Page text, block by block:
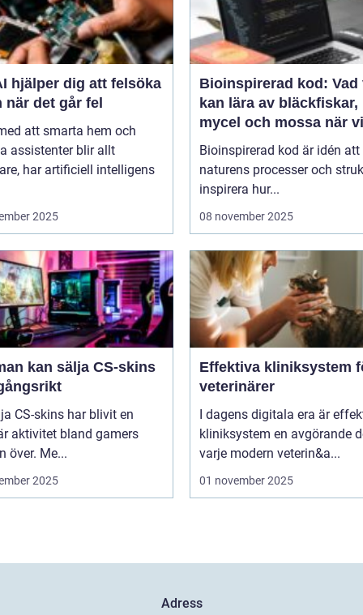
hjälper dig att felsöka
när det går fel
att smarta hem och
assistenter blir allt
har artificiell intelligens
2025
Bioinspirerad kod: Vad
kan lära av bläckfiskar,
mycel och mossa när vi
bygger nya system
Bioinspirerad kod är idén
naturens processer och
inspirera hur...
08 november 2025
kan sälja CS-skins
CS-skins har blivit en
aktivitet bland gamers
över. Me...
2025
Effektiva kliniksystem
veterinärer
I dagens digitala era är
kliniksystem en avgörande
varje modern veterin&a...
01 november 2025
Adress